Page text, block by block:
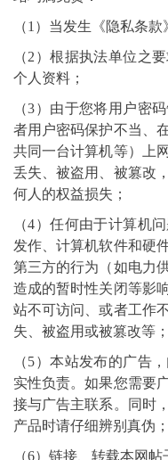
（1）当发生《隐私条
（2）根据执法单位之
个人资料；
（3）由于您将用户密
者用户密码保护不当、
共同一台计算机等）上
丢失、被盗用、被篡改
何人的权益损失；
（4）任何由于计算机
发作、计算机软件和硬
第三方的行为（如电力
造成的暂时性关闭等影
站不可访问、或者工作
失、被盗用或被篡改等；
（5）本站发布的广告
实性负责。如果您需要
接与广告主联系。同时
产品时请仔细辨别真伪；
（6）链接、转载本网